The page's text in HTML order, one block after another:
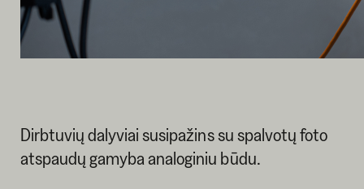
Dirbtuvių dalyviai susipažins su spalvotų foto
atspaudų gamyba analoginiu būdu.